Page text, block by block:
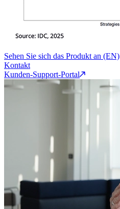
Sehen Sie sich das Produkt an (EN)
Kontakt
Kunden-Support-Portal